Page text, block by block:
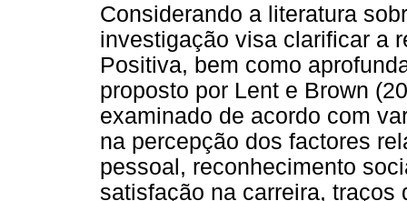
Considerando a literatura
investigação visa clarificar a
Positiva, bem como
proposto por Lent e Brown
examinado de acordo com
na percepção dos factores
pessoal, reconhecimento
satisfação na carreira,